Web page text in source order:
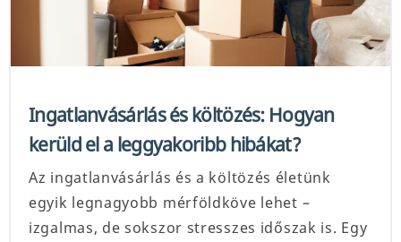
Ingatlanvásárlás és költözés: Hogyan
kerüld el a leggyakoribb hibákat?
Az ingatlanvásárlás és a költözés életünk
egyik legnagyobb mérföldköve lehet –
izgalmas, de sokszor stresszes időszak is. Egy